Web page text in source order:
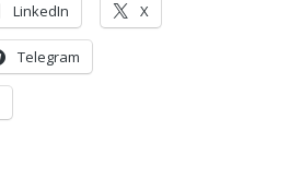
LinkedIn X
Telegram